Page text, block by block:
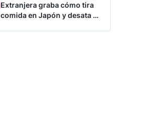
Extranjera graba cómo tira
comida en Japón y desata la